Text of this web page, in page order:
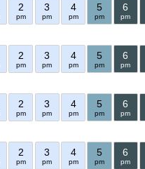
2
pm
3
pm
4
pm
5
pm
6
pm
2
pm
3
pm
4
pm
5
pm
6
pm
2
pm
3
pm
4
pm
5
pm
6
pm
2
pm
3
pm
4
pm
5
pm
6
pm